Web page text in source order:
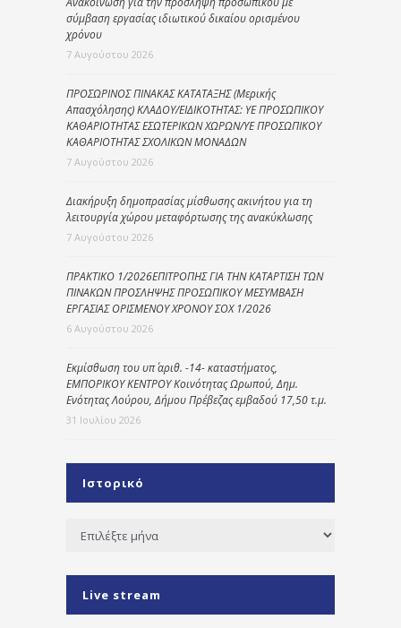
σύμβαση εργασίας ιδιωτικού δικαίου ορισμένου
χρόνου
7 Αυγούστου 2026
ΠΡΟΣΩΡΙΝΟΣ ΠΙΝΑΚΑΣ ΚΑΤΑΤΑΞΗΣ (Μερικής
Απασχόλησης) ΚΛΑΔΟΥ/ΕΙΔΙΚΟΤΗΤΑΣ: ΥΕ ΠΡΟΣΩΠΙΚΟΥ
ΚΑΘΑΡΙΟΤΗΤΑΣ ΕΣΩΤΕΡΙΚΩΝ ΧΩΡΩΝ/ΥΕ ΠΡΟΣΩΠΙΚΟΥ
ΚΑΘΑΡΙΟΤΗΤΑΣ ΣΧΟΛΙΚΩΝ ΜΟΝΑΔΩΝ
7 Αυγούστου 2026
Διακήρυξη δημοπρασίας μίσθωσης ακινήτου για τη
λειτουργία χώρου μεταφόρτωσης της ανακύκλωσης
7 Αυγούστου 2026
ΠΡΑΚΤΙΚΟ 1/2026ΕΠΙΤΡΟΠΗΣ ΓΙΑ ΤΗΝ ΚΑΤΑΡΤΙΣΗ ΤΩΝ
ΠΙΝΑΚΩΝ ΠΡΟΣΛΗΨΗΣ ΠΡΟΣΩΠΙΚΟΥ ΜΕΣΥΜΒΑΣΗ
ΕΡΓΑΣΙΑΣ ΟΡΙΣΜΕΝΟΥ ΧΡΟΝΟΥ ΣΟΧ 1/2026
6 Αυγούστου 2026
Εκμίσθωση του υπ΄ αριθ. -14- καταστήματος,
ΕΜΠΟΡΙΚΟΥ ΚΕΝΤΡΟΥ Κοινότητας Ωρωπού, Δημ.
Ενότητας Λούρου, Δήμου Πρέβεζας εμβαδού 17,50 τ.μ.
31 Ιουλίου 2026
Ιστορικό
Ιστορικό
Live stream